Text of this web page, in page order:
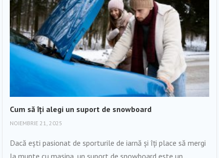
Cum să îți alegi un suport de snowboard
NOIEMBRIE 21, 2025
Dacă ești pasionat de sporturile de iarnă și îți place să mergi
la munte cu mașina, un suport de snowboard este un